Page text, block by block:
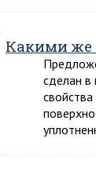
Какими же
сделан в